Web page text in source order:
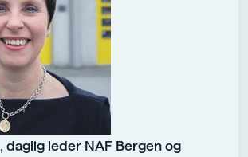
, daglig leder NAF Bergen og